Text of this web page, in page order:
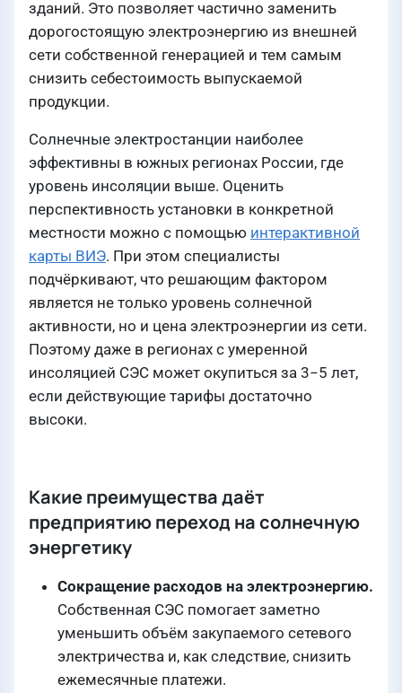
зданий. Это позволяет частично заменить
дорогостоящую электроэнергию из внешней
сети собственной генерацией и тем самым
снизить себестоимость выпускаемой
продукции.
Солнечные электростанции наиболее
эффективны в южных регионах России, где
уровень инсоляции выше. Оценить
перспективность установки в конкретной
местности можно с помощью интерактивной
карты ВИЭ. При этом специалисты
подчёркивают, что решающим фактором
является не только уровень солнечной
активности, но и цена электроэнергии из сети.
Поэтому даже в регионах с умеренной
инсоляцией СЭС может окупиться за 3−5 лет,
если действующие тарифы достаточно
высоки.
Какие преимущества даёт
предприятию переход на солнечную
энергетику
Сокращение расходов на электроэнергию.
Собственная СЭС помогает заметно
уменьшить объём закупаемого сетевого
электричества и, как следствие, снизить
ежемесячные платежи.